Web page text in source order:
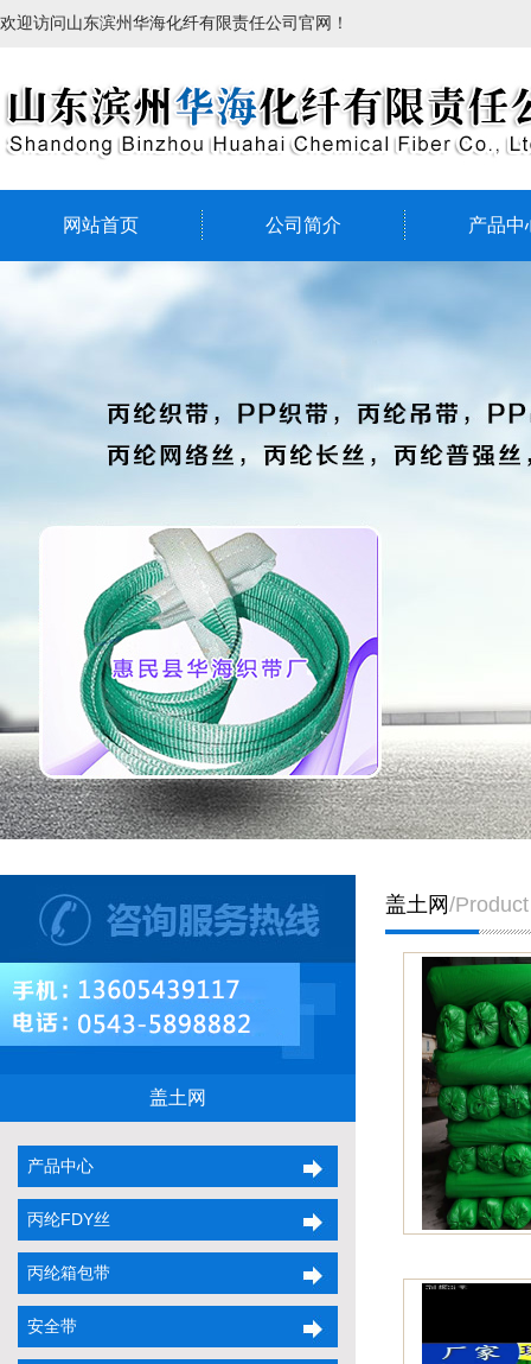
欢迎访问山东滨州华海化纤有限责任公司官网！
网站首页 公司简介 产品中
盖土网
产品中心
丙纶FDY丝
丙纶箱包带
安全带
盖土网 /Product